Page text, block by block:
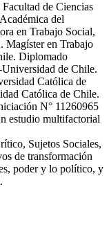
de Ciencias
del
en Trabajo Social,
Magíster en Trabajo
Diplomado
de Chile.
Católica de
Católica de Chile.
N° 11260965
estudio multifactorial
Sujetos Sociales,
de transformación
poder y lo político, y